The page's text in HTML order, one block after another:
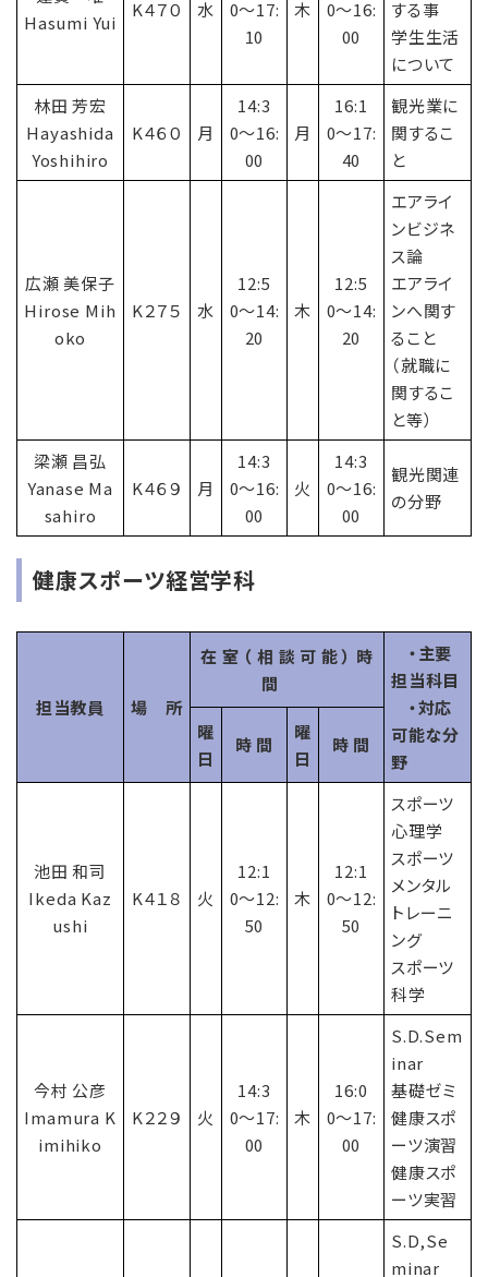
Hasumi Yui
K４７０ 水
0〜17:
10
木
0〜16:
00
する事
学生生活
について
林田 芳宏
Hayashida
Yoshihiro
K４６０ 月
14:3
0〜16:
00
月
16:1
0〜17:
40
観光業に
関するこ
と
広瀬 美保子
Hirose Mih
oko
K２７５ 水
12:5
0〜14:
20
木
12:5
0〜14:
20
エアライ
ンビジネ
ス論
エアライ
ンへ関す
ること
（就職に
関するこ
と等）
梁瀬 昌弘
Yanase Ma
sahiro
K４６９ 月
14:3
0〜16:
00
火
14:3
0〜16:
00
観光関連
の分野
健康スポーツ経営学科
担当教員 場 所
在 室 （ 相 談 可 能 ） 時
間
・主要
担当科目
・対応
可能な分
野
曜
日
時 間
曜
日
時 間
池田 和司
Ikeda Kaz
ushi
K４１８ 火
12:1
0〜12:
50
木
12:1
0〜12:
50
スポーツ
心理学
スポーツ
メンタル
トレーニ
ング
スポーツ
科学
今村 公彦
Imamura K
imihiko
K２２９ 火
14:3
0〜17:
00
木
16:0
0〜17:
00
S.D.Sem
inar
基礎ゼミ
健康スポ
ーツ演習
健康スポ
ーツ実習
S.D,Se
minar